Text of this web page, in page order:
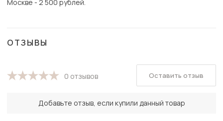
Москве - 2 500 рублей.
ОТЗЫВЫ
0 отзывов
Добавьте отзыв, если купили данный товар
Оставить отзыв